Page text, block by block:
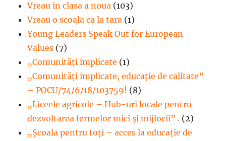
Vreau in clasa a noua (103)
Vreau o scoala ca la tara (1)
Young Leaders Speak Out for European
Values (7)
„Comunități implicate (1)
„Comunități implicate, educație de calitate”
– POCU/74/6/18/103759! (8)
„Liceele agricole – Hub-uri locale pentru
dezvoltarea fermelor mici şi mijlocii” . (2)
„Școala pentru toți – acces la educație de